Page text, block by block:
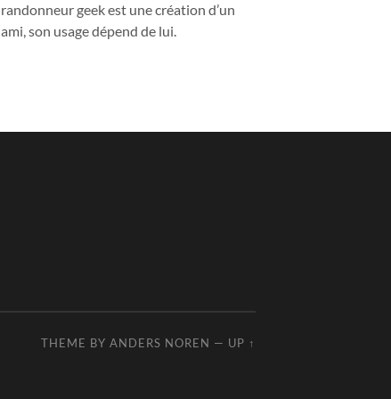
randonneur geek est une création d’un
ami, son usage dépend de lui.
THEME BY ANDERS NOREN — UP ↑